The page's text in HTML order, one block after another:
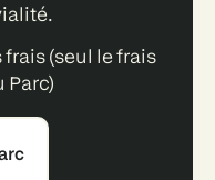
frais (seul le frais
Parc)